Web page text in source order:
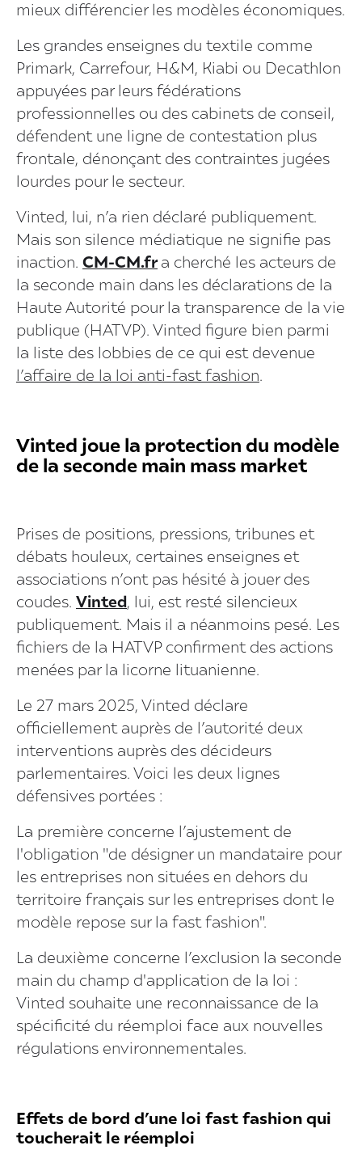
mieux différencier les modèles économiques.
Les grandes enseignes du textile comme
Primark, Carrefour, H&M, Kiabi ou Decathlon
appuyées par leurs fédérations
professionnelles ou des cabinets de conseil,
défendent une ligne de contestation plus
frontale, dénonçant des contraintes jugées
lourdes pour le secteur.
Vinted, lui, n’a rien déclaré publiquement.
Mais son silence médiatique ne signifie pas
inaction. CM-CM.fr a cherché les acteurs de
la seconde main dans les déclarations de la
Haute Autorité pour la transparence de la vie
publique (HATVP). Vinted figure bien parmi
la liste des lobbies de ce qui est devenue
l’affaire de la loi anti-fast fashion.
Vinted joue la protection du modèle
de la seconde main mass market
Prises de positions, pressions, tribunes et
débats houleux, certaines enseignes et
associations n’ont pas hésité à jouer des
coudes. Vinted , lui, est resté silencieux
publiquement. Mais il a néanmoins pesé. Les
fichiers de la HATVP confirment des actions
menées par la licorne lituanienne.
Le 27 mars 2025, Vinted déclare
officiellement auprès de l’autorité deux
interventions auprès des décideurs
parlementaires. Voici les deux lignes
défensives portées :
La première concerne l’ajustement de
l'obligation "de désigner un mandataire pour
les entreprises non situées en dehors du
territoire français sur les entreprises dont le
modèle repose sur la fast fashion".
La deuxième concerne l’exclusion la seconde
main du champ d'application de la loi :
Vinted souhaite une reconnaissance de la
spécificité du réemploi face aux nouvelles
régulations environnementales.
Effets de bord d’une loi fast fashion qui
toucherait le réemploi